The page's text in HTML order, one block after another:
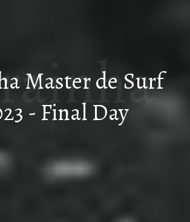
Master de Surf
- Final Day